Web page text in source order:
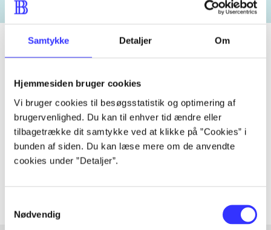
Samtykke Detaljer Om
Hjemmesiden bruger cookies
Vi bruger cookies til besøgsstatistik og optimering af
brugervenlighed. Du kan til enhver tid ændre eller
tilbagetrække dit samtykke ved at klikke på ”Cookies” i
bunden af siden. Du kan læse mere om de anvendte
cookies under ”Detaljer”.
Nødvendig
Tidsskrift
Artiklen er en del af
lorem ipsum dolor sit amet ...
Tidsskrift
handler ofte om